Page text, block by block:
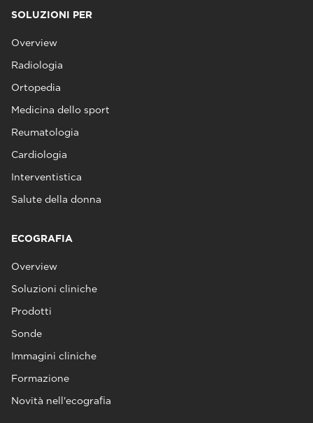
SOLUZIONI PER
Overview
Radiologia
Ortopedia
Medicina dello sport
Reumatologia
Cardiologia
Interventistica
Salute della donna
ECOGRAFIA
Overview
Soluzioni cliniche
Prodotti
Sonde
Immagini cliniche
Formazione
Novità nell'ecografia